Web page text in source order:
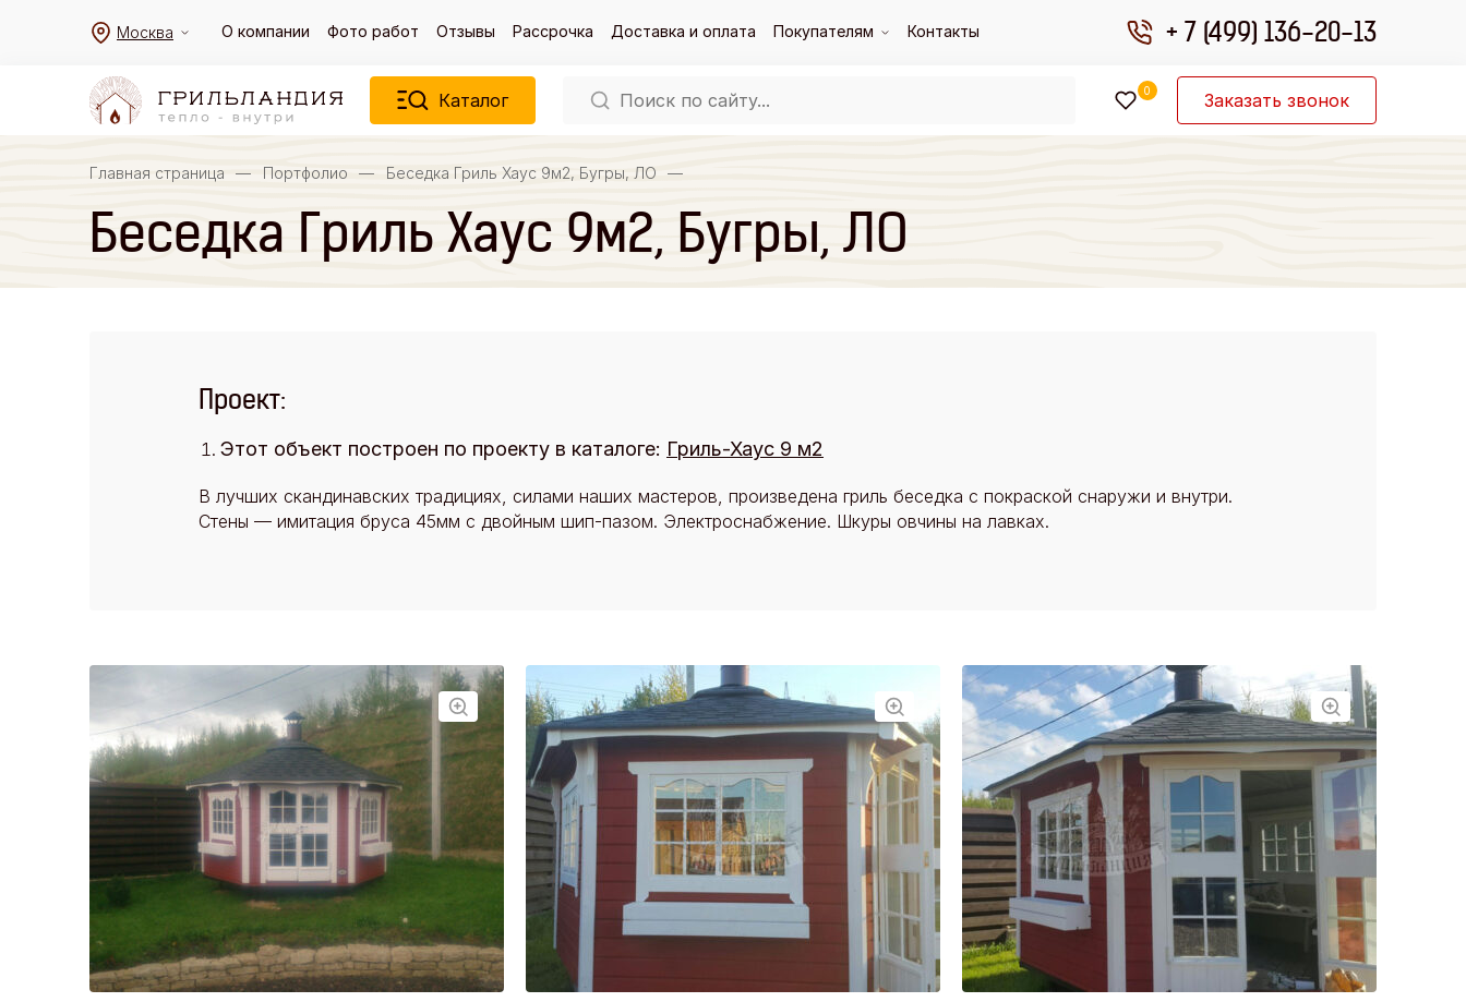
Москва О компании Фото работ Отзывы Рассрочка Доставка и оплата Покупателям Контакты + 7 (499) 136-20-13
Каталог 0 Заказать звонок
Главная страница — Портфолио — Беседка Гриль Хаус 9м2, Бугры, ЛО —
Беседка Гриль Хаус 9м2, Бугры, ЛО
Проект:
Этот объект построен по проекту в каталоге: Гриль-Хаус 9 м2
В лучших скандинавских традициях, силами наших мастеров, произведена гриль беседка с покраской снаружи и внутри.
Стены — имитация бруса 45мм с двойным шип-пазом. Электроснабжение. Шкуры овчины на лавках.